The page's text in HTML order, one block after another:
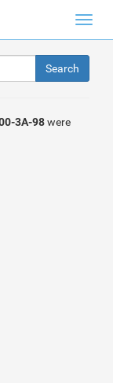
3A-98were